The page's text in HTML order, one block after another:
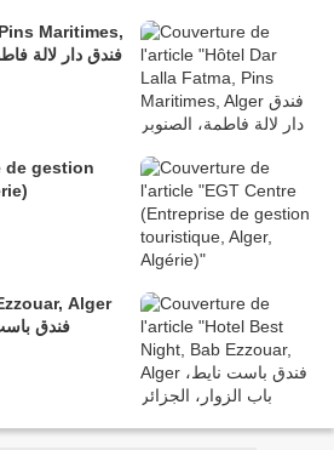
Maritimes,
de gestion
Alger
فندق